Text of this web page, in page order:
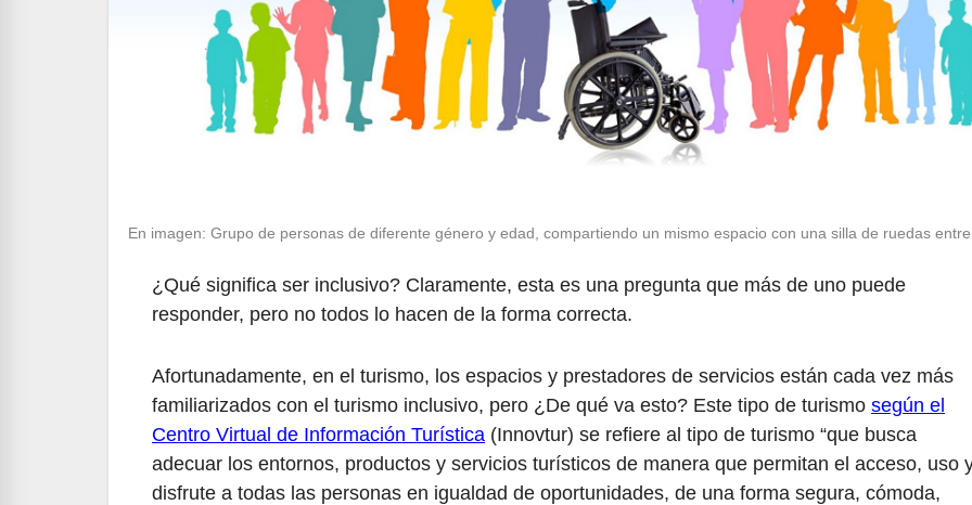
En imagen: Grupo de personas de diferente género y edad, compartiendo un mismo espacio con una silla de ruedas
¿Qué significa ser inclusivo? Claramente, esta es una pregunta que más de uno puede
responder, pero no todos lo hacen de la forma correcta.
Afortunadamente, en el turismo, los espacios y prestadores de servicios están cada vez más
familiarizados con el turismo inclusivo, pero ¿De qué va esto? Este tipo de turismo según el
Centro Virtual de Información Turística (Innovtur) se refiere al tipo de turismo “que busca
adecuar los entornos, productos y servicios turísticos de manera que permitan el acceso, uso
disfrute a todas las personas en igualdad de oportunidades, de una forma segura, cómoda,